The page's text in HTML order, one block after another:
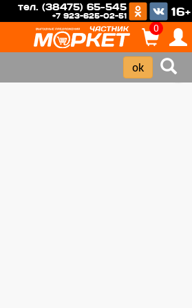
тел. (38475) 65-545
+7 923-625-02-51 16+
0
›